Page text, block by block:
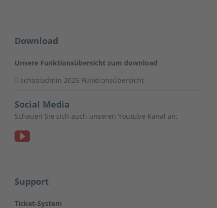
Download
Unsere Funktionsübersicht zum download
schooladmin 2025 Funktionsübersicht
Social Media
Schauen Sie sich auch unseren Youtube Kanal an:
Support
Ticket-System